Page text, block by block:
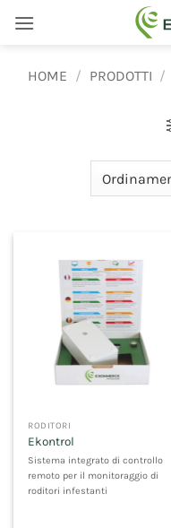
HOME / PRODOTTI /
RODITORI
Ekontrol
Sistema integrato di controllo
remoto per il monitoraggio di
roditori infestanti